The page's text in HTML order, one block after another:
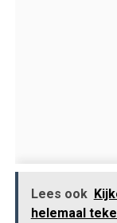
Lees ook
helemaal